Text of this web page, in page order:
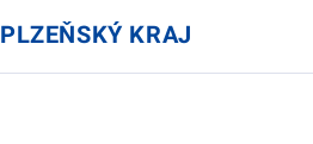
PLZEŇSKÝ KRAJ